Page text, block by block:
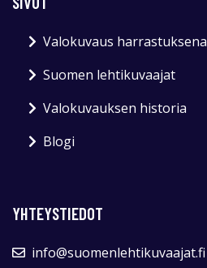
Valokuvaus harrastuksena
Suomen lehtikuvaajat
Valokuvauksen historia
Blogi
YHTEYSTIEDOT
info@suomenlehtikuvaajat.fi